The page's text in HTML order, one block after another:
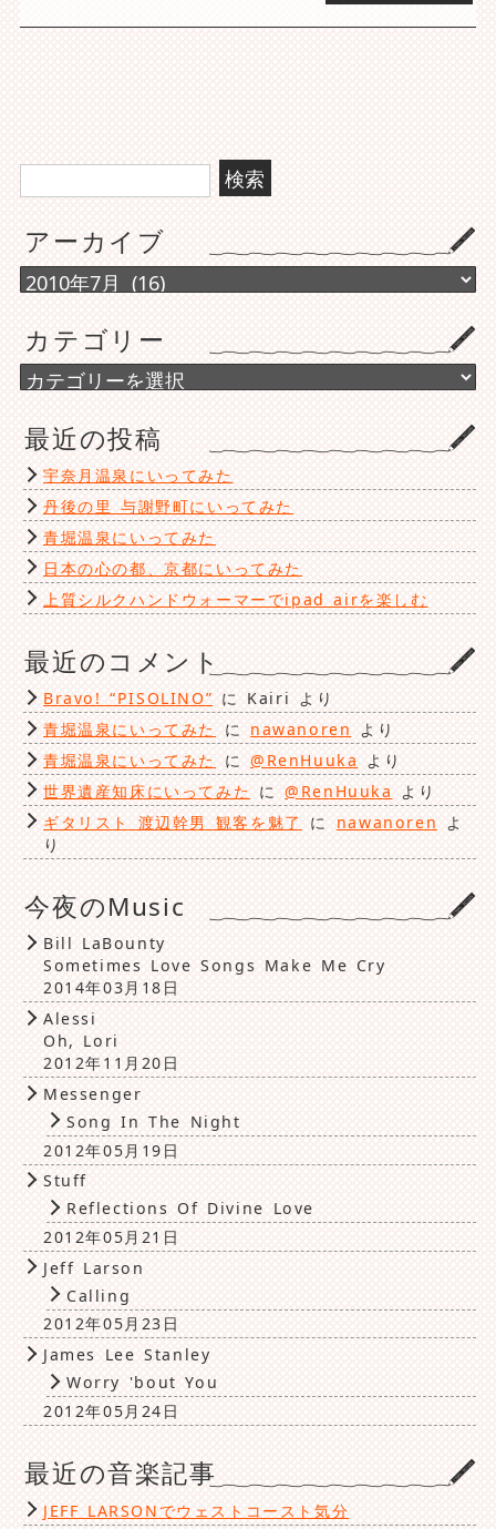
検
索:
アーカイブ
ア
ー
イ
ブ
カテゴリー
カ
テ
リ
ー
最近の投稿
宇奈月温泉にいってみた
丹後の里 与謝野町にいってみた
青堀温泉にいってみた
日本の心の都、京都にいってみた
上質シルクハンドウォーマーでipad airを楽しむ
最近のコメント
Bravo! “PISOLINO” に Kairi より
青堀温泉にいってみた
に nawanoren より
青堀温泉にいってみた
に @RenHuuka より
世界遺産知床にいってみた に@RenHuuka
より
ギタリスト 渡辺幹男 観客を魅了
に nawanoren
よ
り
今夜のMusic
Bill LaBounty
Sometimes Love Songs Make Me Cry
2014年03月18日
Alessi
Oh, Lori
2012年11月20日
Messenger
Song In The Night
2012年05月19日
Stuff
Reflections Of Divine Love
2012年05月21日
Jeff Larson
Calling
2012年05月23日
James Lee Stanley
Worry 'bout You
2012年05月24日
最近の音楽記事
JEFF LARSONでウェストコースト気分